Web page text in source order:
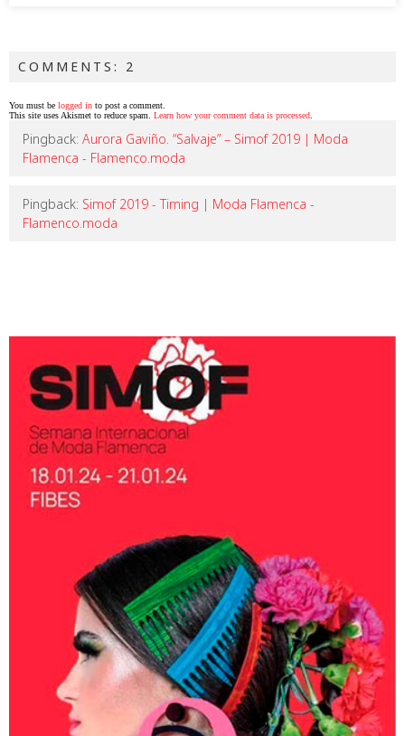
COMMENTS: 2
You must be logged in to post a comment.
This site uses Akismet to reduce spam. Learn how your comment data is processed
Pingback: Aurora Gaviño. “Salvaje” – Simof 2019 | Moda
Flamenca - Flamenco.moda
Pingback: Simof 2019 - Timing | Moda Flamenca -
Flamenco.moda